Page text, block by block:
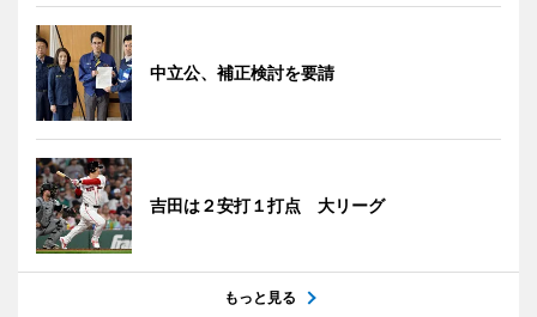
中立公、補正検討を要請
吉田は２安打１打点 大リーグ
もっと見る